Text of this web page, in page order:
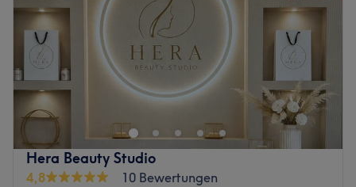
Hera Beauty Studio
4,8
10 Bewertungen